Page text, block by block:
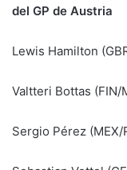
del GP de Austria
Lewis Hamilton
Valtteri Bottas (FIN/
Sergio Pérez